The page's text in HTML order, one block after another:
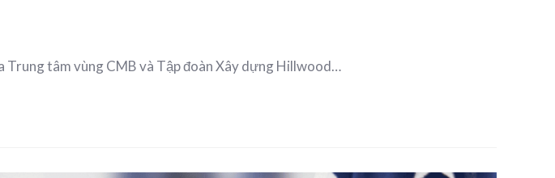
Trung tâm vùng CMB và Tập đoàn Xây dựng Hillwood…